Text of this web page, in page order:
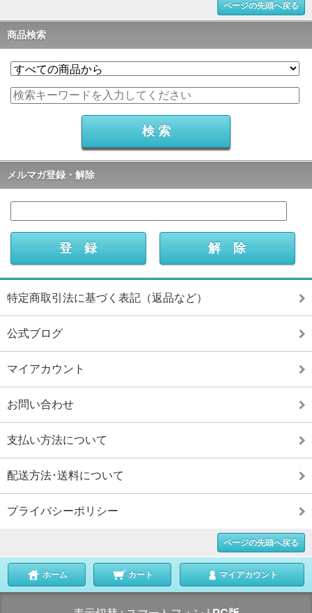
ページの先頭へ戻る
商品検索
メルマガ登録・解除
特定商取引法に基づく表記（返品など）
公式ブログ
マイアカウント
お問い合わせ
支払い方法について
配送方法･送料について
プライバシーポリシー
ページの先頭へ戻る
ホーム カート マイアカウント